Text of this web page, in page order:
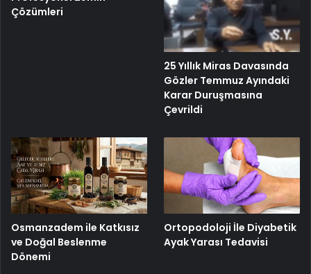
Çözümleri
25 Yıllık Miras Davasında
Gözler Temmuz Ayındaki
Karar Duruşmasına
Çevrildi
Osmanzadem ile Katkısız
ve Doğal Beslenme
Dönemi
Ortopodoloji İle Diyabetik
Ayak Yarası Tedavisi